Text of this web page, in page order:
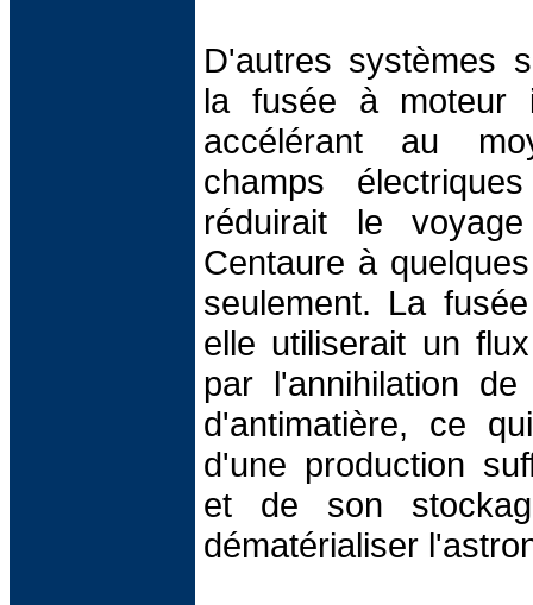
D'autres systèmes
la fusée à moteur
accélérant au
champs
réduirait le
Centaure à
seulement. La
elle utiliserait un
par l'annihilation
d'antimatière, ce
d'une production
et de son
dématérialiser